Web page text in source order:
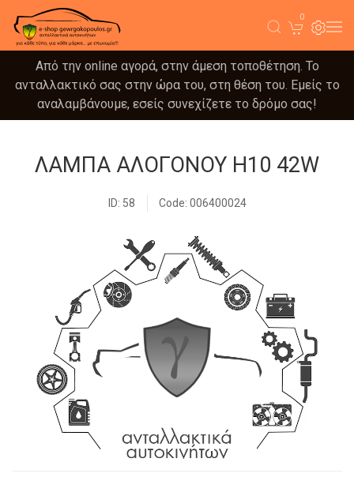
0
Από την online αγορά, στην άμεση τοποθέτηση. Το
ανταλλακτικό σας στην ώρα του, στη θέση του. Εμείς το
αναλαμβάνουμε, εσείς συνεχίζετε το δρόμο σας!
ΛΑΜΠΑ ΑΛΟΓΟΝΟΥ H10 42W
ID: 58 Code: 006400024